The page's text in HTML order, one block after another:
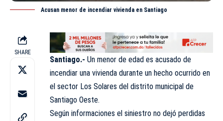
Acusan menor de incendiar vivienda en Santiago
SHARE
Santiago.- Un menor de edad es acusado de
incendiar una vivienda durante un hecho ocurrido en
el sector Los Solares del distrito municipal de
Santiago Oeste.
Según informaciones el siniestro no dejó perdidas